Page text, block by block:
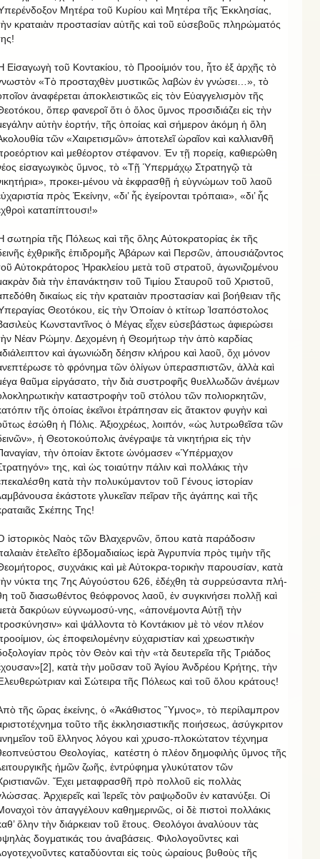
Μητέρα τοῦ Κυρίου καὶ Μητέρα τῆς Ἐκκλησίας,
κραταιὰν προστασίαν αὐτῆς καὶ τοῦ εὐσεβοῦς πληρώματός
Εἰσαγωγὴ τοῦ Κοντακίου, τὸ Προοίμιόν του, ἦτο ἐξ ἀρχῆς τὸ
«Τὸ προσταχθὲν μυστικῶς λαβὼν ἐν γνώσει…», τὸ
ἀναφέρεται ἀποκλειστικῶς εἰς τὸν Εὐαγγελισμὸν τῆς
ὅπερ φανεροῖ ὅτι ὁ ὅλος ὕμνος προσιδιάζει εἰς τὴν
αὐτὴν ἑορτήν, τῆς ὁποίας καὶ σήμερον ἀκόμη ἡ ὅλη
τῶν «Χαιρετισμῶν» ἀποτελεῖ ὡραῖον καὶ καλλιανθῆ
καὶ μεθέορτον στέφανον. Ἐν τῇ πορείᾳ, καθιερώθη
εἰσαγωγικὸς ὕμνος, τὸ «Τῇ Ὑπερμάχῳ Στρατηγῷ τὰ
προκει-μένου νὰ ἐκφρασθῇ ἡ εὐγνώμων τοῦ λαοῦ
πρὸς Ἐκείνην, «δι’ ἧς ἐγείρονται τρόπαια», «δι’ ἧς
καταπίπτουσι!»
σωτηρία τῆς Πόλεως καὶ τῆς ὅλης Αὐτοκρατορίας ἐκ τῆς
ἐχθρικῆς ἐπιδρομῆς Ἀβάρων καὶ Περσῶν, ἀπουσιάζοντος
Αὐτοκράτορος Ἡρακλείου μετὰ τοῦ στρατοῦ, ἀγωνιζομένου
διὰ τὴν ἐπανάκτησιν τοῦ Τιμίου Σταυροῦ τοῦ Χριστοῦ,
δικαίως εἰς τὴν κραταιὰν προστασίαν καὶ βοήθειαν τῆς
Θεοτόκου, εἰς τὴν Ὁποίαν ὁ κτίτωρ Ἰσαπόστολος
Κωνσταντῖνος ὁ Μέγας εἶχεν εὐσεβάστως ἀφιερώσει
Νέαν Ρώμην. Δεχομένη ἡ Θεομήτωρ τὴν ἀπὸ καρδίας
καὶ ἀγωνιώδη δέησιν κλήρου καὶ λαοῦ, ὄχι μόνον
τὸ φρόνημα τῶν ὀλίγων ὑπερασπιστῶν, ἀλλὰ καὶ
θαῦμα εἰργάσατο, τὴν διὰ συστροφῆς θυελλωδῶν ἀνέμων
καταστροφὴν τοῦ στόλου τῶν πολιορκητῶν,
τῆς ὁποίας ἐκεῖνοι ἐτράπησαν εἰς ἄτακτον φυγὴν καὶ
ἐσώθη ἡ Πόλις. Ἀξιοχρέως, λοιπόν, «ὡς λυτρωθεῖσα τῶν
ἡ Θεοτοκούπολις ἀνέγραψε τὰ νικητήρια εἰς τὴν
τὴν ὁποίαν ἔκτοτε ὠνόμασεν «Ὑπέρμαχον
της, καὶ ὡς τοιαύτην πάλιν καὶ πολλάκις τὴν
κατὰ τὴν πολυκύμαντον τοῦ Γένους ἱστορίαν
ἑκάστοτε γλυκεῖαν πεῖραν τῆς ἀγάπης καὶ τῆς
Σκέπης Της!
ἱστορικὸς Ναὸς τῶν Βλαχερνῶν, ὅπου κατὰ παράδοσιν
ἐτελεῖτο ἑβδομαδιαίως ἱερὰ Ἀγρυπνία πρὸς τιμὴν τῆς
συχνάκις καὶ μὲ Αὐτοκρα-τορικὴν παρουσίαν, κατὰ
νύκτα της 7ης Αὐγούστου 626, ἐδέχθη τὰ συρρεύσαντα πλή-
τοῦ διασωθέντος θεόφρονος λαοῦ, ἐν συγκινήσει πολλῇ καὶ
δακρύων εὐγνωμοσύ-νης, «ἀπονέμοντα Αὐτῇ τὴν
καὶ ψάλλοντα τὸ Κοντάκιον μὲ τὸ νέον πλέον
ὡς ἐποφειλομένην εὐχαριστίαν καὶ χρεωστικὴν
πρὸς τὸν Θεὸν καὶ τὴν «τὰ δευτερεῖα τῆς Τριάδος
κατὰ τὴν μοῦσαν τοῦ Ἁγίου Ἀνδρέου Κρήτης, τὴν
καὶ Σώτειρα τῆς Πόλεως καὶ τοῦ ὅλου κράτους!
τῆς ὥρας ἐκείνης, ὁ «Ἀκάθιστος Ὕμνος», τὸ περίλαμπρον
τοῦτο τῆς ἐκκλησιαστικῆς ποιήσεως, ἀσύγκριτον
τοῦ ἕλληνος λόγου καὶ χρυσο-πλοκώτατον τέχνημα
Θεολογίας, κατέστη ὁ πλέον δημοφιλὴς ὕμνος τῆς
ἡμῶν ζωῆς, ἐντρύφημα γλυκύτατον τῶν
Ἔχει μεταφρασθῆ πρὸ πολλοῦ εἰς πολλὰς
Ἀρχιερεῖς καὶ Ἱερεῖς τὸν ραψῳδοῦν ἐν κατανύξει. Οἱ
τὸν ἀπαγγέλουν καθημερινῶς, οἱ δὲ πιστοὶ πολλάκις
ὅλην τὴν διάρκειαν τοῦ ἔτους. Θεολόγοι ἀναλύουν τὰς
δογματικάς του ἀναβάσεις. Φιλολογοῦντες καὶ
καταδύονται εἰς τοὺς ὡραίους βυθοὺς τῆς